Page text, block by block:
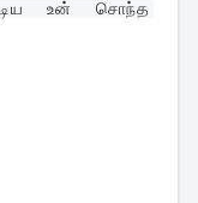
உன் சொந்த